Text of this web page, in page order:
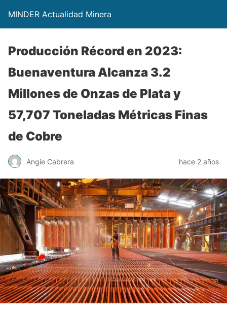
MINDER Actualidad Minera
Producción Récord en 2023:
Buenaventura Alcanza 3.2
Millones de Onzas de Plata y
57,707 Toneladas Métricas Finas
de Cobre
Angie Cabrera hace 2 años